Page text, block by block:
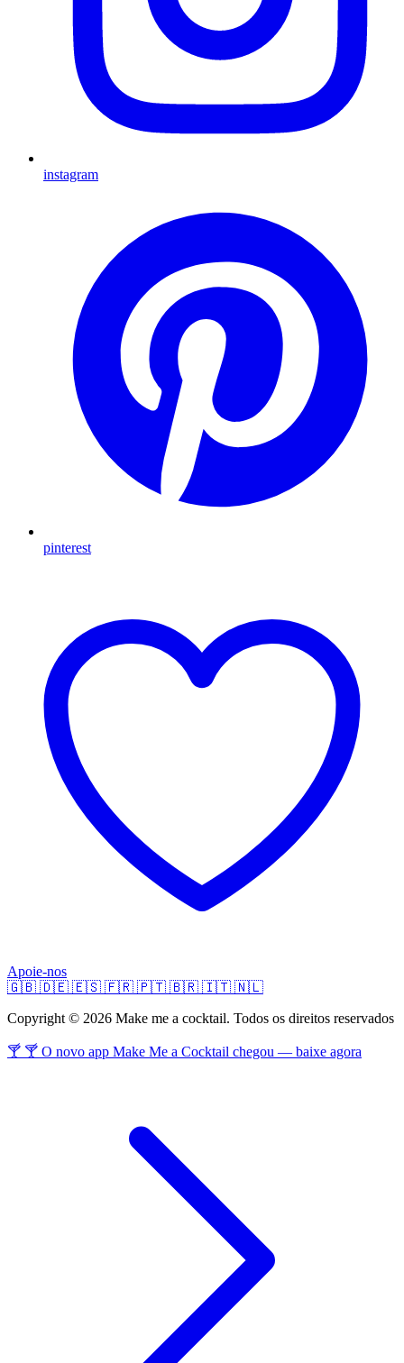
instagram
pinterest
Apoie-nos
🇬🇧 🇩🇪 🇪🇸 🇫🇷 🇵🇹 🇧🇷 🇮🇹 🇳🇱
Copyright © 2026 Make me a cocktail. Todos os direitos reservados
🍸 🍸 O novo app Make Me a Cocktail chegou — baixe agora